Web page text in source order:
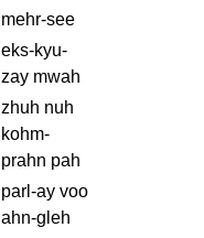
mehr-see
eks-kyu-
zay mwah
zhuh nuh
kohm-
prahn pah
parl-ay voo
ahn-gleh